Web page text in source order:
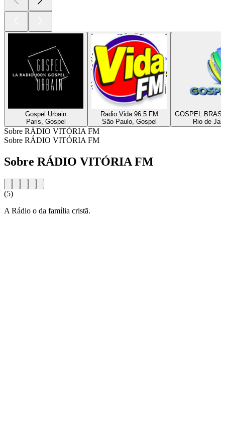
Gospel Urbain
Paris, Gospel
Radio Vida 96.5 FM
São Paulo, Gospel
GOSPEL
Rio de
Sobre RÁDIO VITÓRIA FM
Sobre RÁDIO VITÓRIA FM
Sobre RÁDIO VITÓRIA FM
(5)
A Rádio o da família cristã.